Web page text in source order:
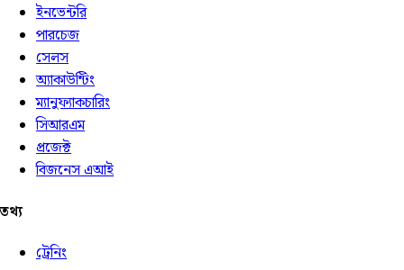
ইনভেন্টরি
পারচেজ
সেলস
অ্যাকাউন্টিং
ম্যানুফ্যাকচারিং
সিআরএম
প্রজেক্ট
বিজনেস এআই
তথ্য
ট্রেনিং